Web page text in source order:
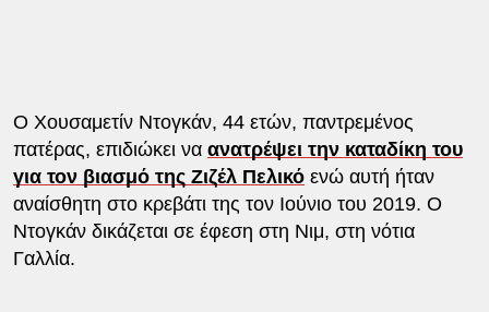
Ο Χουσαμετίν Ντογκάν, 44 ετών, παντρεμένος
πατέρας, επιδιώκει να ανατρέψει την καταδίκη του
για τον βιασμό της Ζιζέλ Πελικόενώ αυτή ήταν
αναίσθητη στο κρεβάτι της τον Ιούνιο του 2019. Ο
Ντογκάν δικάζεται σε έφεση στη Νιμ, στη νότια
Γαλλία.